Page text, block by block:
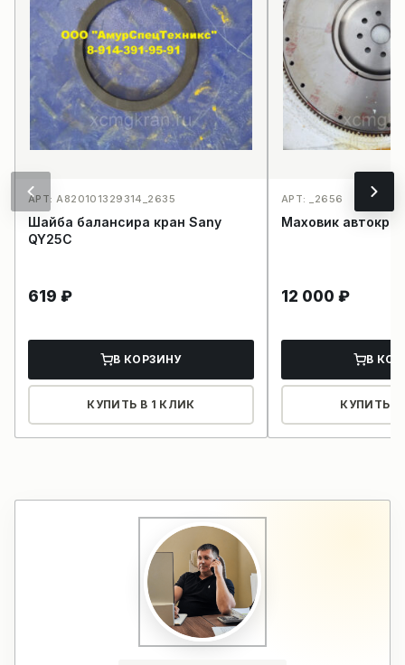
АРТ: A820101329314_2635
Шайба балансира кран Sany
QY25C
619 ₽
В КОРЗИНУ
КУПИТЬ В 1 КЛИК
АРТ: _2656
Маховик
12 000 ₽
В
КУПИТЬ В